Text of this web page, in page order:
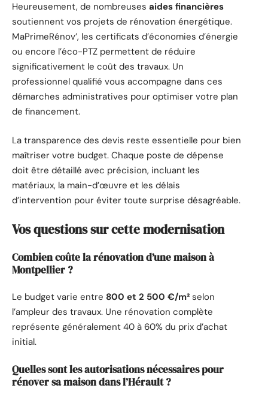
Heureusement, de nombreuses aides financières
soutiennent vos projets de rénovation énergétique.
MaPrimeRénov’, les certificats d’économies d’énergie
ou encore l’éco-PTZ permettent de réduire
significativement le coût des travaux. Un
professionnel qualifié vous accompagne dans ces
démarches administratives pour optimiser votre plan
de financement.
La transparence des devis reste essentielle pour bien
maîtriser votre budget. Chaque poste de dépense
doit être détaillé avec précision, incluant les
matériaux, la main-d’œuvre et les délais
d’intervention pour éviter toute surprise désagréable.
Vos questions sur cette modernisation
Combien coûte la rénovation d’une maison à
Montpellier ?
Le budget varie entre 800 et 2 500 €/m² selon
l’ampleur des travaux. Une rénovation complète
représente généralement 40 à 60% du prix d’achat
initial.
Quelles sont les autorisations nécessaires pour
rénover sa maison dans l’Hérault ?